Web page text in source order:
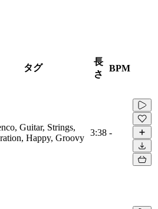
タグ
長
さ
BPM
Guitar, Strings,
Happy, Groovy
3:38 -